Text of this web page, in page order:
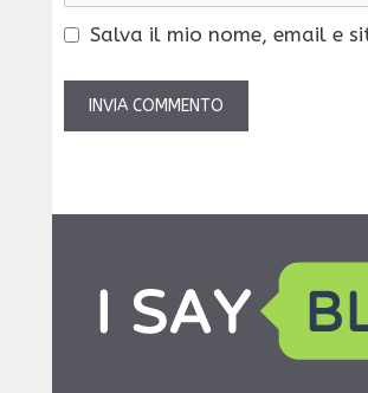
Salva il mio nome, email e